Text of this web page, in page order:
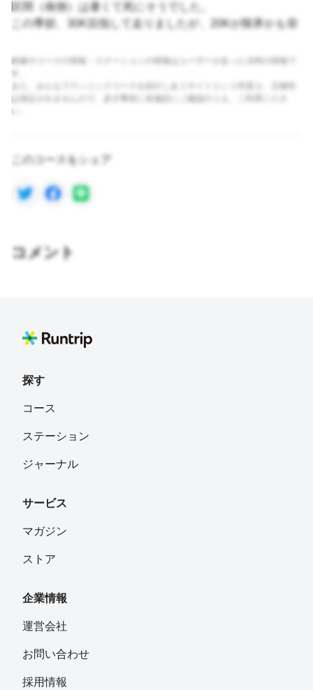
区間（南側）は暑くて死にそうでした。
この季節、30K目指して走りましたが、20Kが限界かも😵
画像やコースの情報・ステーションの情報はユーザーが走った当時の情報で
す。
また、みんなでランニングコースを紹介しあうサイトという性質上、正確性
は保証されませんので、必ず事前に各施設にご確認のうえ、ご利用くださ
い。
このコースをシェア
コメント
探す
コース
ステーション
ジャーナル
サービス
マガジン
ストア
企業情報
運営会社
お問い合わせ
採用情報